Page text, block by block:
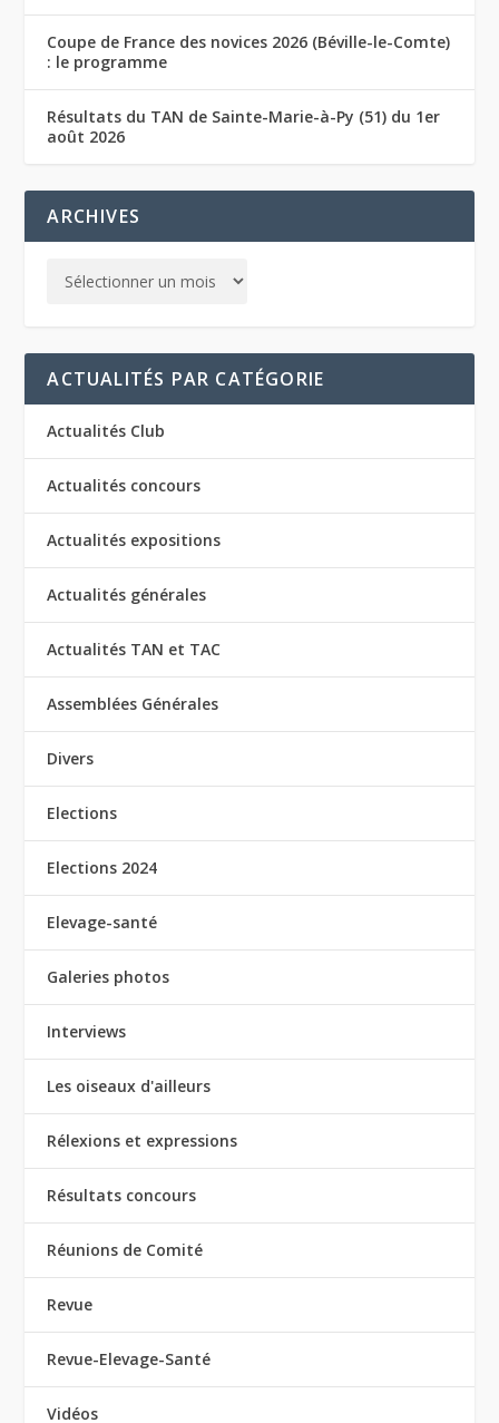
Coupe de France des novices 2026 (Béville-le-Comte)
: le programme
Résultats du TAN de Sainte-Marie-à-Py (51) du 1er
août 2026
ARCHIVES
ACTUALITÉS PAR CATÉGORIE
Actualités Club
Actualités concours
Actualités expositions
Actualités générales
Actualités TAN et TAC
Assemblées Générales
Divers
Elections
Elections 2024
Elevage-santé
Galeries photos
Interviews
Les oiseaux d'ailleurs
Rélexions et expressions
Résultats concours
Réunions de Comité
Revue
Revue-Elevage-Santé
Vidéos